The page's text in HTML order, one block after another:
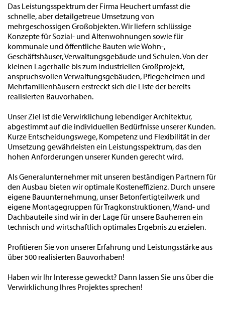
Das Leistungsspektrum der Firma Heuchert umfasst die
schnelle, aber detailgetreue Umsetzung von
mehrgeschossigen Großobjekten. Wir liefern schlüssige
Konzepte für Sozial- und Altenwohnungen sowie für
kommunale und öffentliche Bauten wie Wohn-,
Geschäftshäuser, Verwaltungsgebäude und Schulen. Von der
kleinen Lagerhalle bis zum industriellen Großprojekt,
anspruchsvollen Verwaltungsgebäuden, Pflegeheimen und
Mehrfamilienhäusern erstreckt sich die Liste der bereits
realisierten Bauvorhaben.
Unser Ziel ist die Verwirklichung lebendiger Architektur,
abgestimmt auf die individuellen Bedürfnisse unserer Kunden.
Kurze Entscheidungswege, Kompetenz und Flexibilität in der
Umsetzung gewährleisten ein Leistungsspektrum, das den
hohen Anforderungen unserer Kunden gerecht wird.
Als Generalunternehmer mit unseren beständigen Partnern für
den Ausbau bieten wir optimale Kosteneffizienz. Durch unsere
eigene Bauunternehmung, unser Betonfertigteilwerk und
eigene Montagegruppen für Tragkonstruktionen, Wand- und
Dachbauteile sind wir in der Lage für unsere Bauherren ein
technisch und wirtschaftlich optimales Ergebnis zu erzielen.
Profitieren Sie von unserer Erfahrung und Leistungsstärke aus
über 500 realisierten Bauvorhaben!
Haben wir Ihr Interesse geweckt? Dann lassen Sie uns über die
Verwirklichung Ihres Projektes sprechen!